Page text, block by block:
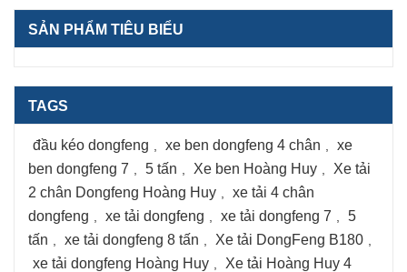
SẢN PHẨM TIÊU BIỂU
TAGS
đầu kéo dongfeng xe ben dongfeng 4 chân
xe
ben dongfeng 7
5 tấn Xe ben Hoàng Huy
Xe tải
2 chân Dongfeng Hoàng Huy
xe tải 4 chân
dongfeng
xe tải dongfeng xe tải dongfeng 7
5
tấn
xe tải dongfeng 8 tấn Xe tải DongFeng B180
xe tải dongfeng Hoàng Huy
Xe tải Hoàng Huy 4